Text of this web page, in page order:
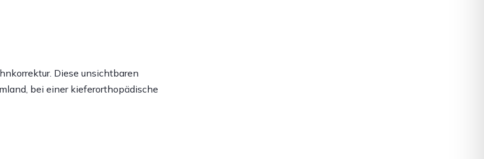
Diese unsichtbaren
bei einer kieferorthopädische